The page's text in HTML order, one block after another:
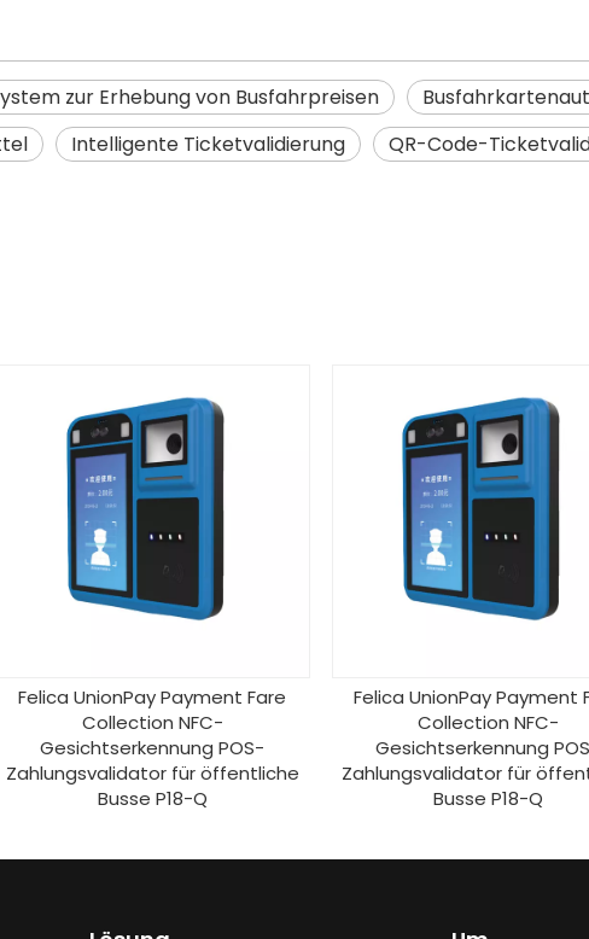
zur Erhebung von Busfahrpreisen
Intelligente Ticketvalidierung QR-Code-
Felica UnionPay Payment Fare
Collection NFC-
Gesichtserkennung POS-
Zahlungsvalidator für öffentliche
Busse P18-Q
Felica UnionPay Payment
Collection NFC-
Gesichtserkennung
Zahlungsvalidator für
Busse P18-Q